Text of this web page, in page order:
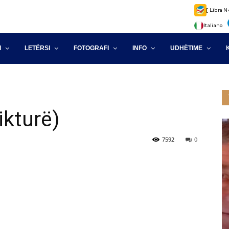
[ Libra
Italiano
LETËRSI FOTOGRAFI INFO UDHËTIME
0
7592